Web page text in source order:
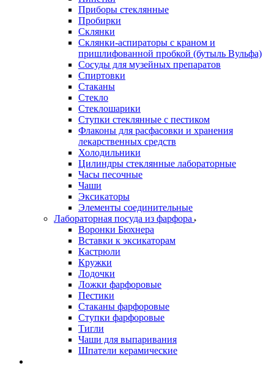
Приборы стеклянные
Пробирки
Склянки
Склянки-аспираторы с краном и
пришлифованной пробкой (бутыль Вульфа)
Сосуды для музейных препаратов
Спиртовки
Стаканы
Стекло
Стеклошарики
Ступки стеклянные с пестиком
Флаконы для расфасовки и хранения
лекарственных средств
Холодильники
Цилиндры стеклянные лабораторные
Часы песочные
Чаши
Эксикаторы
Элементы соединительные
Лабораторная посуда из фарфора
Воронки Бюхнера
Вставки к эксикаторам
Кастрюли
Кружки
Лодочки
Ложки фарфоровые
Пестики
Стаканы фарфоровые
Ступки фарфоровые
Тигли
Чаши для выпаривания
Шпатели керамические